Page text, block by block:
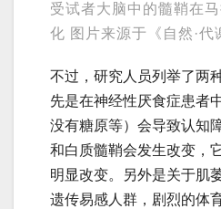
受试者大脑中的髓鞘在
化 图片来源于《自然·代
不过，研究人员列举了两
先是在神经性厌食症患者
没有糖原等）会导致认知
和白质髓鞘会发生改变，
明显改变。另外是关于肌
遗传易感人群，剧烈的体